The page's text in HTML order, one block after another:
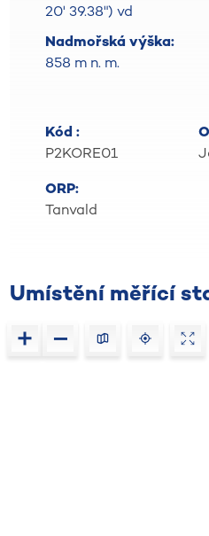
20' 39.38") vd
Nadmořská výška:
858 m n. m.
Kód :
P2KORE01
ORP:
Tanvald
Umístění měřící